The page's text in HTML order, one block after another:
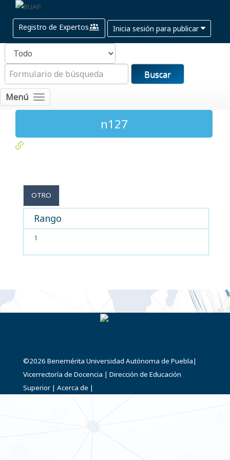
Registro de Expertos Inicia sesión para publicar
Buscar
Menú
n127
OTRO
Rango
1
©2026 Benemérita Universidad Autónoma de Puebla|
Vicerrectoría de Docencia | Dirección de Educación
Superior | Acerca de |